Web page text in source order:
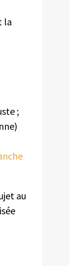
la
;
au